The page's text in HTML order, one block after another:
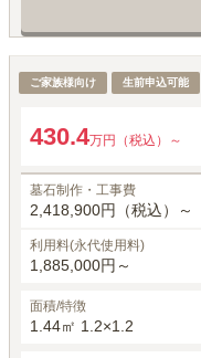
一般墓所
ご家族様向け 生前申込可能
430.4万円（税込）～
墓石制作・工事費
2,418,900円（税込）～
利用料(永代使用料)
1,885,000円～
面積/特徴
1.44㎡ 1.2×1.2